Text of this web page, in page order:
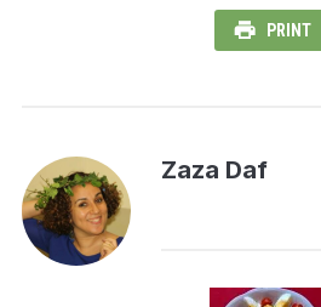
PRINT
Zaza Daf